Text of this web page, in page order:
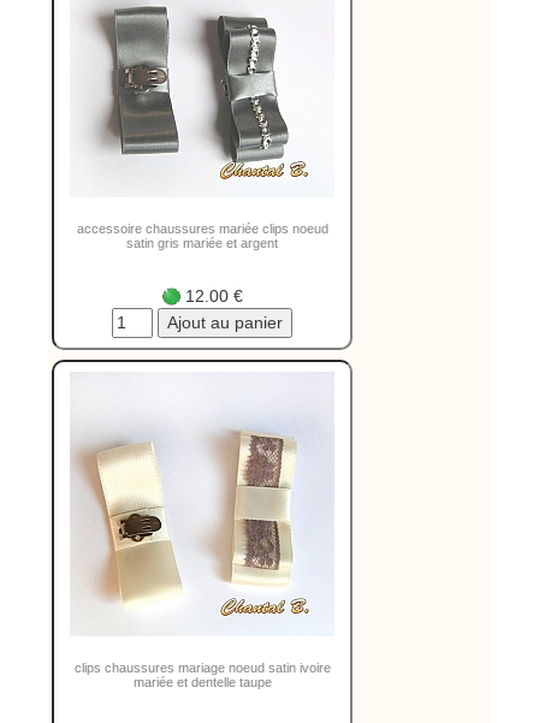
accessoire chaussures mariée clips noeud
satin gris mariée et argent
12.00 €
clips chaussures mariage noeud satin ivoire
mariée et dentelle taupe